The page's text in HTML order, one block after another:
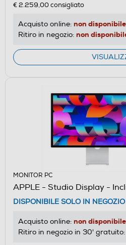
€ 2.259,00consigliato
Acquisto online: non disponibile
Ritiro in negozio: non
MONITOR PC
APPLE - Studio Display -
DISPONIBILE SOLO IN NEGOZIO
Acquisto online: non disponibile
Ritiro in negozio in 30' gratuito: